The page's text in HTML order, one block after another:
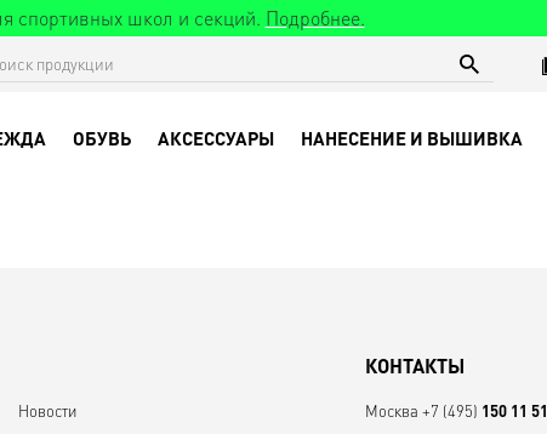
спортивных школ и секций. Подробнее.
ОБУВЬ АКСЕССУАРЫ НАНЕСЕНИЕ И ВЫШИВКА
Новости
КОНТАКТЫ
Москва +7 (495) 150 11 51